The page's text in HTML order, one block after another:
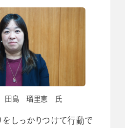
田島 瑠里恵 氏
をしっかりつけて行動で